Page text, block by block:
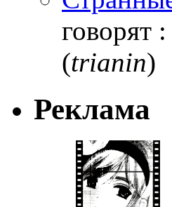
говорят
(trianin)
Реклама